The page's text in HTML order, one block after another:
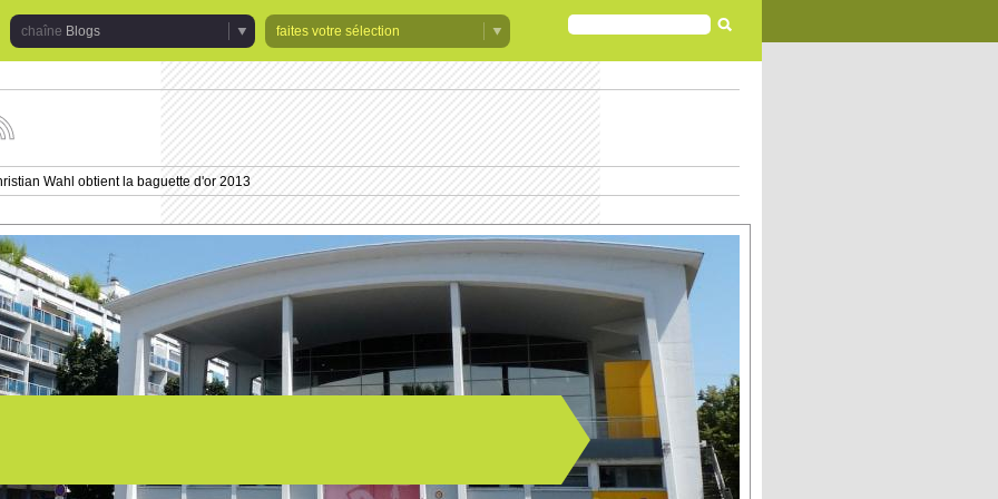
Blogs
faites votre sélection
FORMULAIRE
DE
RECHERCHE
Wahl obtient la baguette d'or 2013